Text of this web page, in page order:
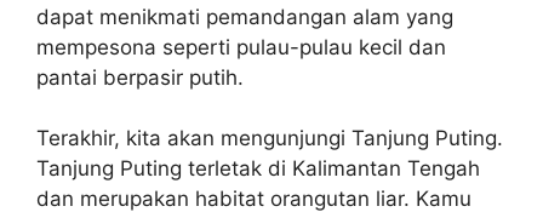
dapat menikmati pemandangan alam yang
mempesona seperti pulau-pulau kecil dan
pantai berpasir putih.
Terakhir, kita akan mengunjungi Tanjung Puting.
Tanjung Puting terletak di Kalimantan Tengah
dan merupakan habitat orangutan liar. Kamu